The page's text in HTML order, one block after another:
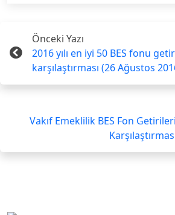
Önceki Yazı
2016 yılı en iyi 50 BES fonu
karşılaştırması (26 Ağustos
Vakıf Emeklilik BES Fon